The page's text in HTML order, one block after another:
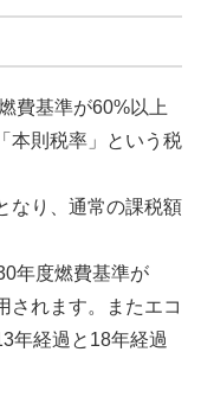
費基準が60%以上
本則税率」という税
なり、通常の課税額
年度燃費基準が
されます。またエコ
年経過と18年経過